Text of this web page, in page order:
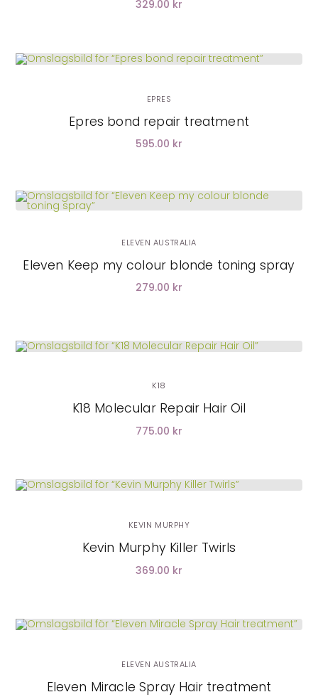
329.00 kr
LÄGG I VARUKORG
EPRES
Epres bond repair treatment
595.00 kr
LÄGG I VARUKORG
ELEVEN AUSTRALIA
Eleven Keep my colour blonde toning spray
279.00 kr
LÄGG I VARUKORG
K18
K18 Molecular Repair Hair Oil
775.00 kr
KEVIN MURPHY
Kevin Murphy Killer Twirls
369.00 kr
ELEVEN AUSTRALIA
Eleven Miracle Spray Hair treatment